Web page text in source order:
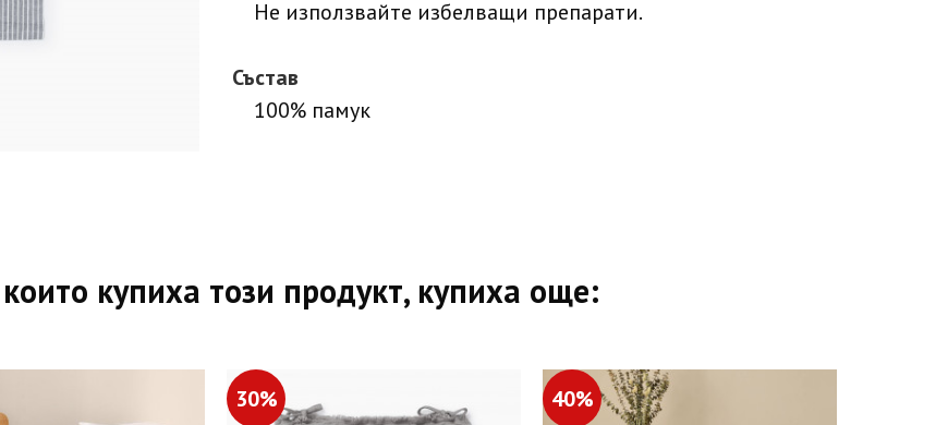
Не използвайте избелващи препарати.
Състав
100% памук
купиха този продукт, купиха още:
30% 40%